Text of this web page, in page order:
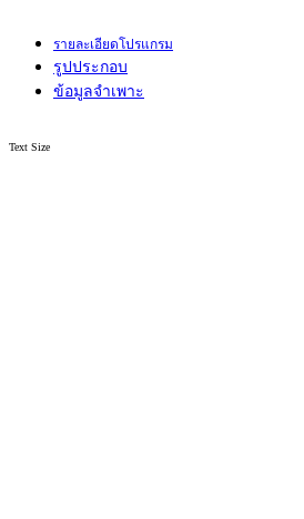
รายละเอียดโปรแกรม
รูปประกอบ
ข้อมูลจำเพาะ
Text Size